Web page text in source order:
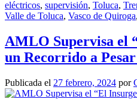
eléctricos, supervisión, Toluca,
Valle de Toluca, Vasco de Quiroga,
AMLO Supervisa el
un Recorrido a
Publicada el 27 febrero, 2024 por